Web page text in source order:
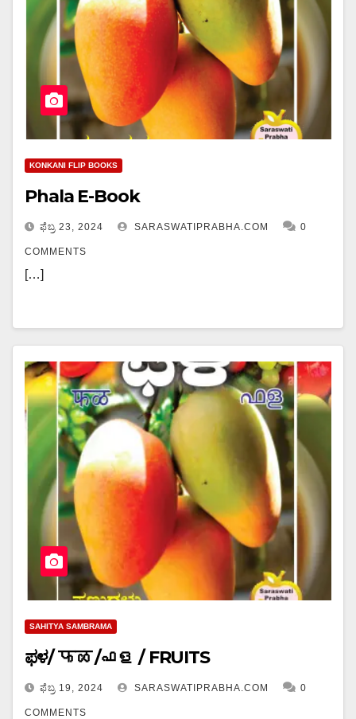
KONKANI FLIP BOOKS
Phala E-Book
ಫೆಬ್ರ 23, 2024 SARASWATIPRABHA.COM 0
COMMENTS
[…]
SAHITYA SAMBRAMA
ಫಳ/ फळ /ഫള / FRUITS
ಫೆಬ್ರ 19, 2024 SARASWATIPRABHA.COM 0
COMMENTS